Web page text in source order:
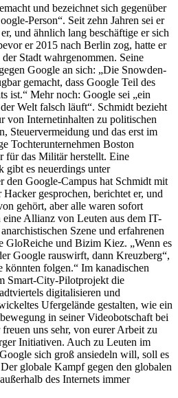
und bezeichnet sich gegenüber
Person“. Seit zehn Jahren sei er
und ähnlich lang beschäftige er sich
er 2015 nach Berlin zog, hatte er
Stadt wahrgenommen. Seine
Google an sich: „Die Snowden-
gemacht, dass Google Teil des
ist.“ Mehr noch: Google sei „ein
Welt falsch läuft“. Schmidt bezieht
von Internetinhalten zu politischen
Steuervermeidung und das erst im
Tochterunternehmen Boston
für das Militär herstellt. Eine
es neuerdings unter
Google-Campus hat Schmidt mit
gesprochen, berichtet er, und
gehört, aber alle waren sofort
eine Allianz von Leuten aus dem IT-
Szene und erfahrenen
GloReiche und Bizim Kiez. „Wenn es
Google rauswirft, dann Kreuzberg“,
folgen.“ Im kanadischen
Smart-City-Pilotprojekt die
digitalisieren und
Ufergelände gestalten, wie ein
in seiner Videobotschaft bei
uns sehr, von eurer Arbeit zu
Initiativen. Auch zu Leuten im
sich groß ansiedeln will, soll es
globale Kampf gegen den globalen
des Internets immer